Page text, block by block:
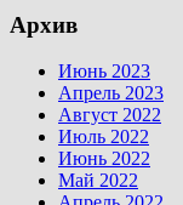
Архив
Июнь 2023
Апрель 2023
Август 2022
Июль 2022
Июнь 2022
Май 2022